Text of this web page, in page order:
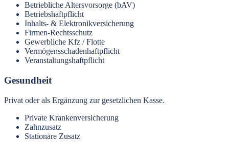
Betriebliche Altersvorsorge (bAV)
Betriebshaftpflicht
Inhalts- & Elektronikversicherung
Firmen-Rechtsschutz
Gewerbliche Kfz / Flotte
Vermögensschadenhaftpflicht
Veranstaltungshaftpflicht
Gesundheit
Privat oder als Ergänzung zur gesetzlichen Kasse.
Private Krankenversicherung
Zahnzusatz
Stationäre Zusatz